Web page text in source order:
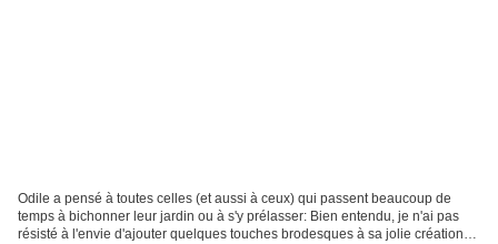
Odile a pensé à toutes celles (et aussi à ceux) qui passent beaucoup de
temps à bichonner leur jardin ou à s'y prélasser: Bien entendu, je n'ai pas
résisté à l'envie d'ajouter quelques touches brodesques à sa jolie création